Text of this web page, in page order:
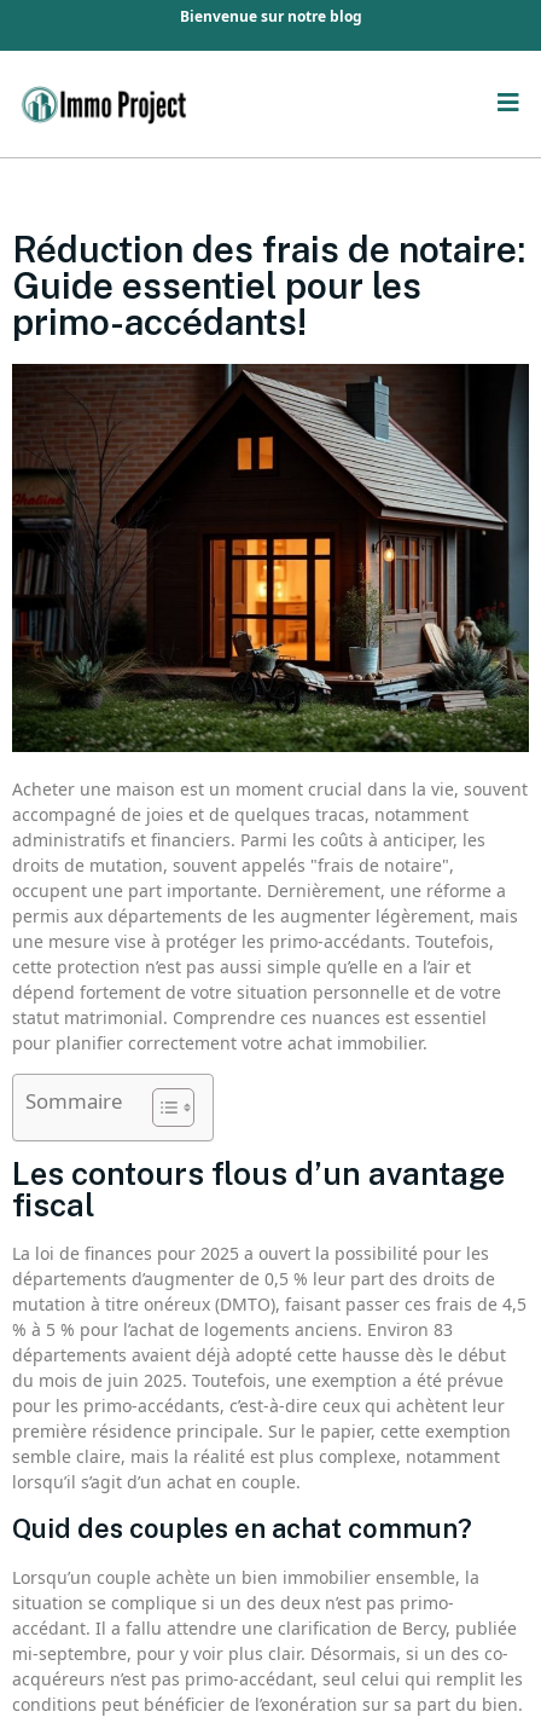
Bienvenue sur notre blog
Réduction des frais de notaire:
Guide essentiel pour les
primo-accédants!
Acheter une maison est un moment crucial dans la vie, souvent
accompagné de joies et de quelques tracas, notamment
administratifs et financiers. Parmi les coûts à anticiper, les
droits de mutation, souvent appelés "frais de notaire",
occupent une part importante. Dernièrement, une réforme a
permis aux départements de les augmenter légèrement, mais
une mesure vise à protéger les primo-accédants. Toutefois,
cette protection n’est pas aussi simple qu’elle en a l’air et
dépend fortement de votre situation personnelle et de votre
statut matrimonial. Comprendre ces nuances est essentiel
pour planifier correctement votre achat immobilier.
Sommaire
Les contours flous d’un avantage
fiscal
La loi de finances pour 2025 a ouvert la possibilité pour les
départements d’augmenter de 0,5 % leur part des droits de
mutation à titre onéreux (DMTO), faisant passer ces frais de 4,5
% à 5 % pour l’achat de logements anciens. Environ 83
départements avaient déjà adopté cette hausse dès le début
du mois de juin 2025. Toutefois, une exemption a été prévue
pour les primo-accédants, c’est-à-dire ceux qui achètent leur
première résidence principale. Sur le papier, cette exemption
semble claire, mais la réalité est plus complexe, notamment
lorsqu’il s’agit d’un achat en couple.
Quid des couples en achat commun?
Lorsqu’un couple achète un bien immobilier ensemble, la
situation se complique si un des deux n’est pas primo-
accédant. Il a fallu attendre une clarification de Bercy, publiée
mi-septembre, pour y voir plus clair. Désormais, si un des co-
acquéreurs n’est pas primo-accédant, seul celui qui remplit les
conditions peut bénéficier de l’exonération sur sa part du bien.